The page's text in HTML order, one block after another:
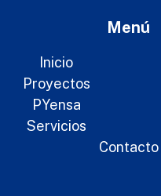
Menú
Inicio
Proyectos
PYensa
Servicios
Contacto